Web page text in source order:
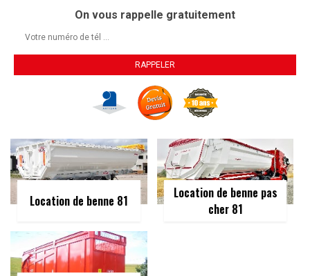
On vous rappelle gratuitement
Location de benne 81
Location de benne pas
cher 81